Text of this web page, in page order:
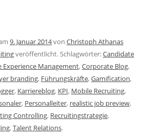
9. Januar 2014von Christoph Athanas
veröffentlicht. Schlagwörter:Candidate
Experience Management,Corporate Blog,
branding, Führungskräfte,Gamification,
, Karriereblog, KPI, Mobile Recruiting,
, Personalleiter, realistic job preview,
Controlling, Recruitingstrategie,
,Talent Relations.